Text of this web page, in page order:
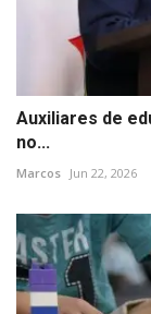
Auxiliares de
no...
Marcos Jun 22, 2026